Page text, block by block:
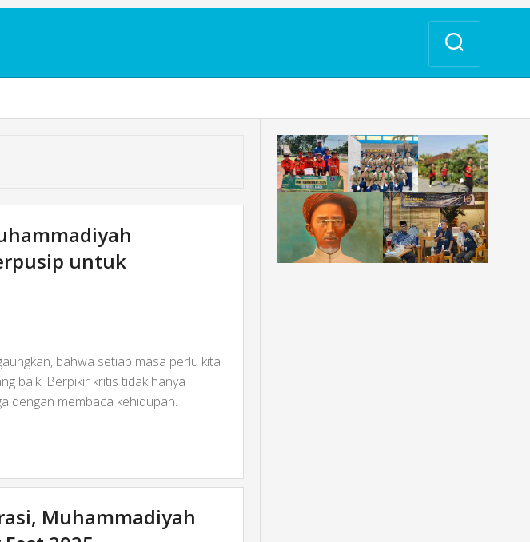
untuk
bahwa setiap masa perlu kita
baik. Berpikir kritis tidak hanya
dengan membaca kehidupan.
Muhammadiyah